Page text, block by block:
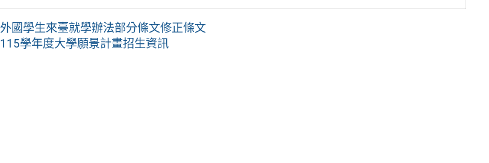
外國學生來臺就學辦法部分條文修正條文
115學年度大學願景計畫招生資訊